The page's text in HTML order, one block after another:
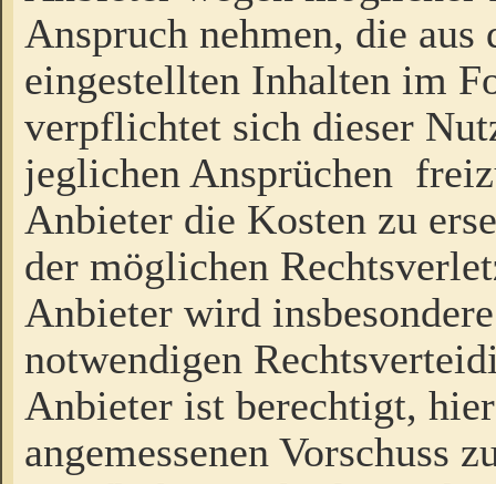
Anspruch nehmen, die
eingestellten Inhalten im
verpflichtet sich dieser
jeglichen Ansprüchen
Anbieter die Kosten zu
der möglichen
Anbieter wird
notwendigen
Anbieter ist berechtigt,
angemessenen Vorschuss